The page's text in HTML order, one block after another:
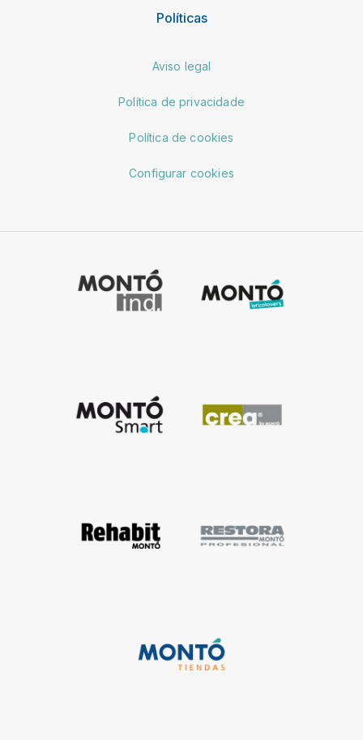
Políticas
Aviso legal
Política de privacidade
Política de cookies
Configurar cookies